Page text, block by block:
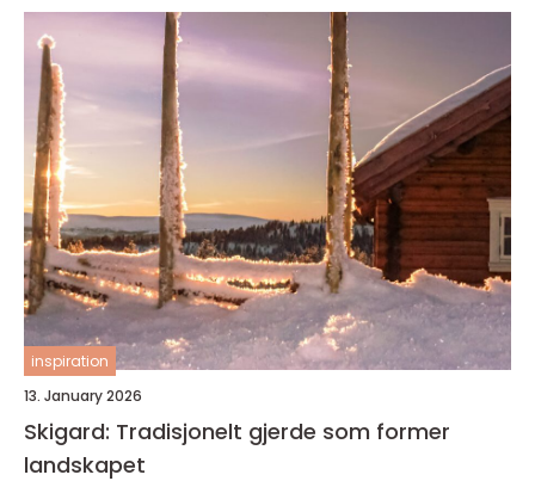
inspiration
13. January 2026
Skigard: Tradisjonelt gjerde som former
landskapet